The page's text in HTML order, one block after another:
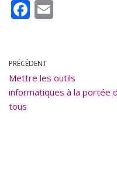
F
b
o
o
PRÉCÉDENT
Mettre les outils
informatiques à la portée
tous